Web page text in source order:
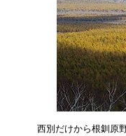
西別だけから根釧原